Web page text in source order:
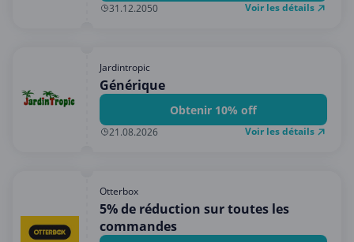
31.12.2050 Voir les détails
Jardintropic
Générique
Obtenir 10% off
21.08.2026 Voir les détails
Otterbox
5% de réduction sur toutes les
commandes